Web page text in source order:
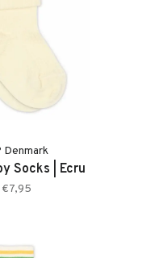
Denmark
Socks | Ecru
€7,95